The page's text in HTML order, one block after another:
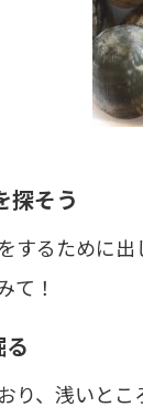
探そう
するために
て！
り、浅いと